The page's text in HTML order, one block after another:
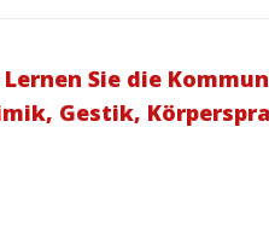
Sie die
Gestik,